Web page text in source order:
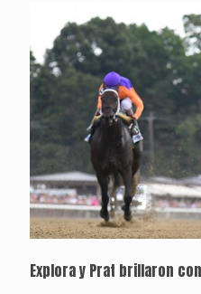
Explora y Prat brillaron